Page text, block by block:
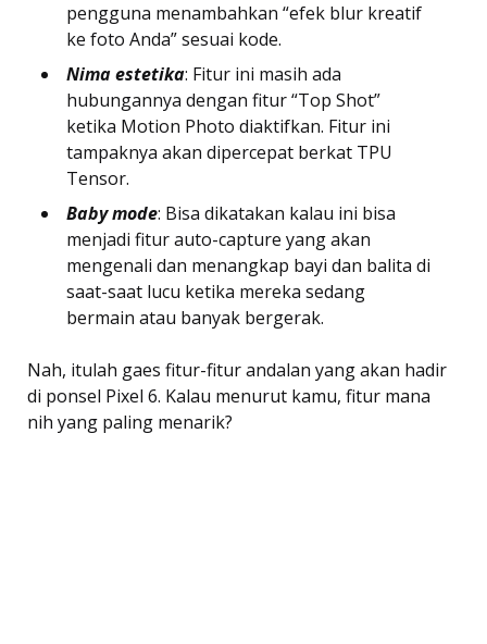
pengguna menambahkan “efek blur kreatif
ke foto Anda” sesuai kode.
Nima estetika: Fitur ini masih ada
hubungannya dengan fitur “Top Shot”
ketika Motion Photo diaktifkan. Fitur ini
tampaknya akan dipercepat berkat TPU
Tensor.
Baby mode: Bisa dikatakan kalau ini bisa
menjadi fitur auto-capture yang akan
mengenali dan menangkap bayi dan balita di
saat-saat lucu ketika mereka sedang
bermain atau banyak bergerak.
Nah, itulah gaes fitur-fitur andalan yang akan hadir
di ponsel Pixel 6. Kalau menurut kamu, fitur mana
nih yang paling menarik?